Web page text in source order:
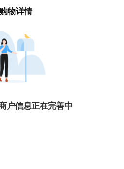
购物详情
户信息正在完善中